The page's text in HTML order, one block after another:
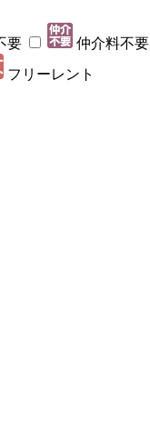
要
仲介料不要
フリーレント